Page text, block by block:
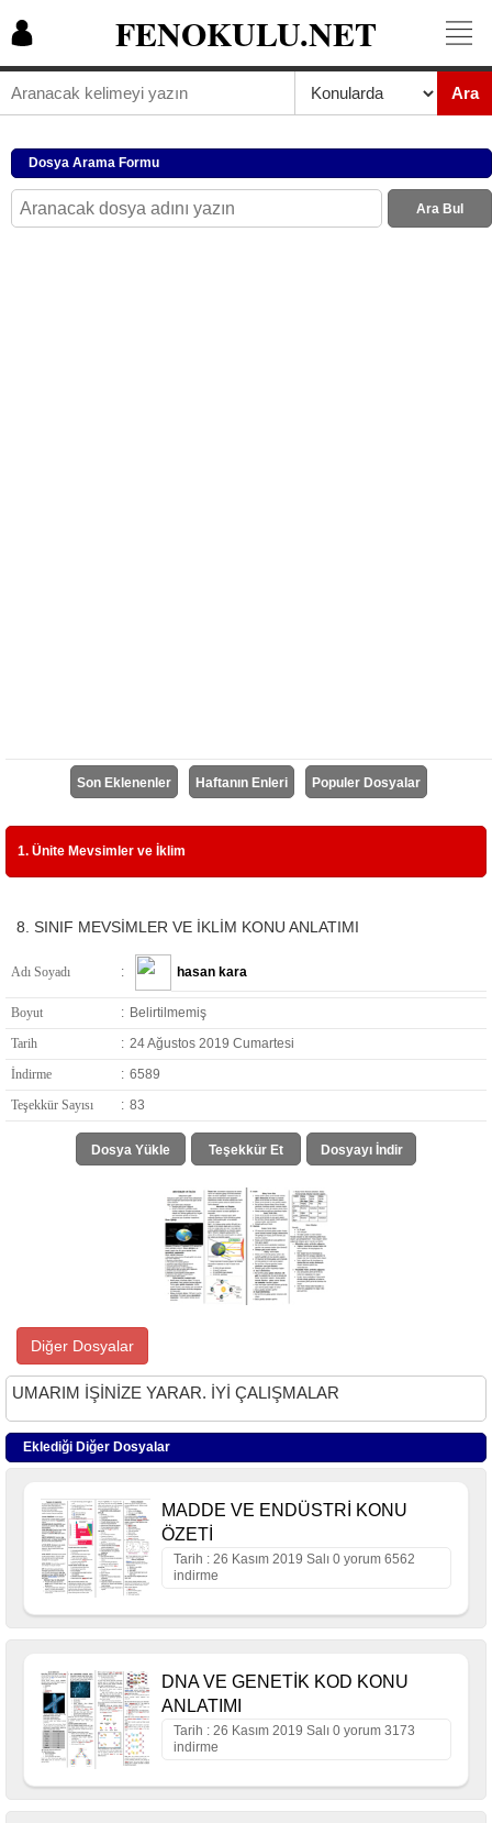
FENOKULU.NET
Ara
Dosya Arama Formu
Ara Bul
Son Eklenenler Haftanın Enleri Populer Dosyalar
1. Ünite Mevsimler ve İklim
8. SINIF MEVSİMLER VE İKLİM KONU ANLATIMI
Adı Soyadı : hasan kara
Boyut : Belirtilmemiş
Tarih
: 24 Ağustos 2019 Cumartesi
İndirme
: 6589
Teşekkür Sayısı
: 83
Dosya Yükle Teşekkür Et Dosyayı İndir
Diğer Dosyalar
UMARIM İŞİNİZE YARAR. İYİ ÇALIŞMALAR
Eklediği Diğer Dosyalar
MADDE VE ENDÜSTRİ KONU
ÖZETİ
Tarih : 26 Kasım 2019 Salı 0 yorum 6562
indirme
DNA VE GENETİK KOD KONU
ANLATIMI
Tarih : 26 Kasım 2019 Salı 0 yorum 3173
indirme